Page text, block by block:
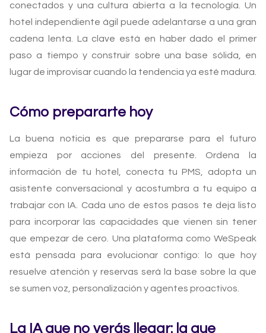
conectados y una cultura abierta a la tecnología. Un
hotel independiente ágil puede adelantarse a una gran
cadena lenta. La clave está en haber dado el primer
paso a tiempo y construir sobre una base sólida, en
lugar de improvisar cuando la tendencia ya esté madura.
Cómo prepararte hoy
La buena noticia es que prepararse para el futuro
empieza por acciones del presente. Ordena la
información de tu hotel, conecta tu PMS, adopta un
asistente conversacional y acostumbra a tu equipo a
trabajar con IA. Cada uno de estos pasos te deja listo
para incorporar las capacidades que vienen sin tener
que empezar de cero. Una plataforma como WeSpeak
está pensada para evolucionar contigo: lo que hoy
resuelve atención y reservas será la base sobre la que
se sumen voz, personalización y agentes proactivos.
La IA que no verás llegar: la que